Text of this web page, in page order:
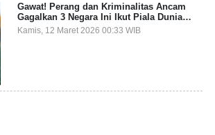
Gawat! Perang dan Kriminalitas Ancam
Gagalkan 3 Negara Ini Ikut Piala Dunia
2026
Kamis, 12 Maret 2026 00:33 WIB